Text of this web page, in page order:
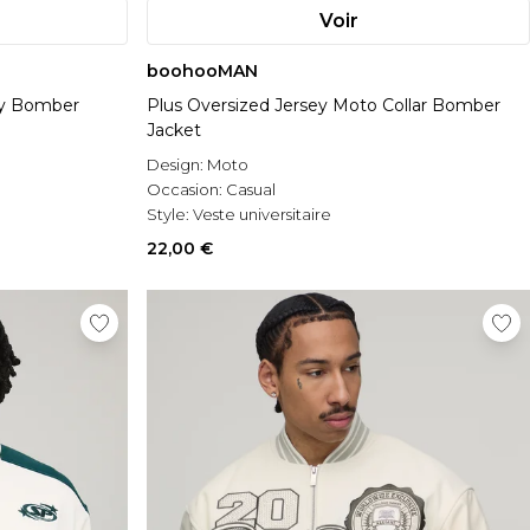
Bomber
Voir
boohooMAN
Plus Oversized Jersey Moto Collar Bomber
Jacket
Design: Moto
Occasion: Casual
Style: Veste universitaire
22,00 €